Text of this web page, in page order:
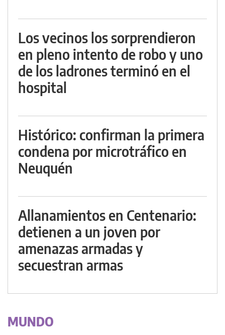
Los vecinos los sorprendieron
en pleno intento de robo y uno
de los ladrones terminó en el
hospital
Histórico: confirman la primera
condena por microtráfico en
Neuquén
Allanamientos en Centenario:
detienen a un joven por
amenazas armadas y
secuestran armas
MUNDO